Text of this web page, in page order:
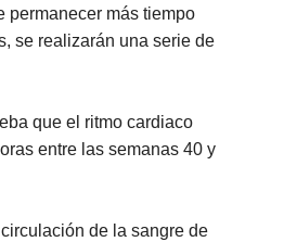
permanecer más tiempo
se realizarán una serie de
que el ritmo cardiaco
entre las semanas 40 y
de la sangre de